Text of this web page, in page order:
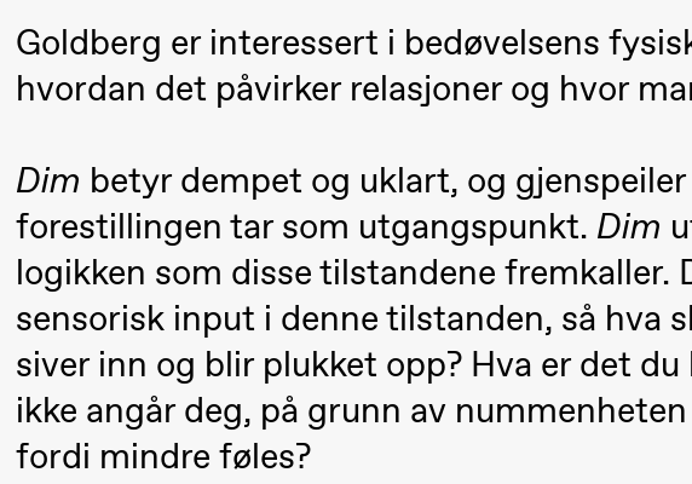
Mohamed
Male
Fantasies
21.00
Boglárka
Börcsök &
Andreas
Bolm
SUBJOYRIDE
Store scene (Black Box
Lørdag 12. september
19.00 Yuri
Goldberg er interessert i bedøvelsens
hvordan det påvirker relasjoner og hvor
Dim betyr dempet og uklart, og
forestillingen tar som utgangspunkt. Dim
logikken som disse tilstandene fremkaller.
sensorisk input i denne tilstanden, så hva
siver inn og blir plukket opp? Hva er det
ikke angår deg, på grunn av
fordi mindre føles?